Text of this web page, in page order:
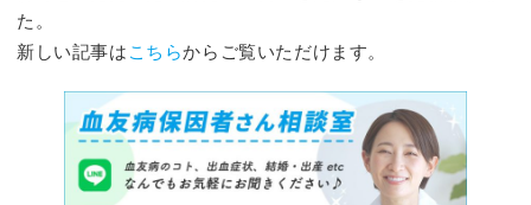
た。
新しい記事は こちらからご覧いただけます。